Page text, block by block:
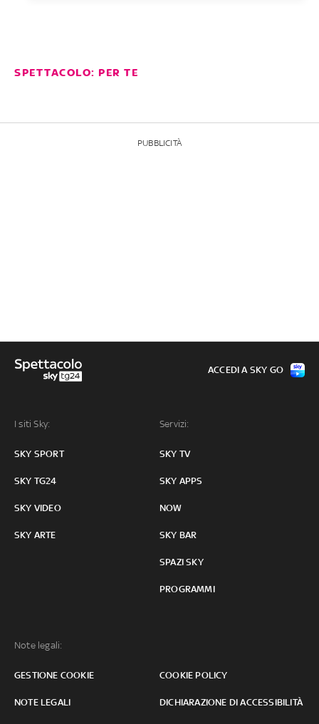
SPETTACOLO: PER TE
PUBBLICITÀ
I siti Sky:
SKY SPORT
SKY TG24
SKY VIDEO
SKY ARTE
Servizi:
SKY TV
SKY APPS
NOW
SKY BAR
SPAZI SKY
PROGRAMMI
Note legali:
GESTIONE COOKIE COOKIE POLICY
NOTE LEGALI DICHIARAZIONE DI ACCESSIBILITÀ
ACCEDI A SKY GO